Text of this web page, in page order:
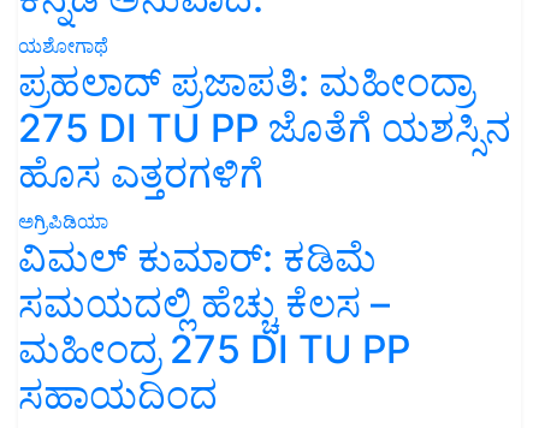
ಯಶೋಗಾಥೆ
ಪ್ರಹಲಾದ್ ಪ್ರಜಾಪತಿ: ಮಹೀಂದ್ರಾ
275 DI TU PP ಜೊತೆಗೆ ಯಶಸ್ಸಿನ
ಹೊಸ ಎತ್ತರಗಳಿಗೆ
ಅಗ್ರಿಪಿಡಿಯಾ
ವಿಮಲ್ ಕುಮಾರ್: ಕಡಿಮೆ
ಸಮಯದಲ್ಲಿ ಹೆಚ್ಚು ಕೆಲಸ –
ಮಹೀಂದ್ರ 275 DI TU PP
ಸಹಾಯದಿಂದ